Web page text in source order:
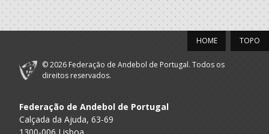
TOPO
HOME
© 2026 Federação de Andebol de Portugal. Todos os
direitos reservados.
Federação de Andebol de Portugal
Calçada da Ajuda, 63-69